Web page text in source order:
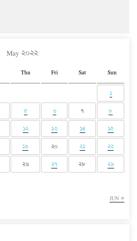
May ২০২২
Thu Fri Sat Sun
JUN »
১
৫ ৬ ৭ ৮
১২ ১৩ ১৪ ১৫
১৯ ২০ ২১ ২২
২৬ ২৭ ২৮ ২৯